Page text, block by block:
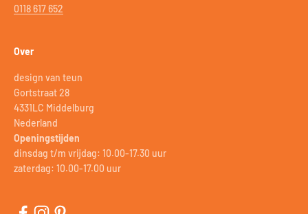
0118 617 652
Over
design van teun
Gortstraat 28
4331LC Middelburg
Nederland
Openingstijden
dinsdag t/m vrijdag: 10.00-17.30 uur
zaterdag: 10.00-17.00 uur